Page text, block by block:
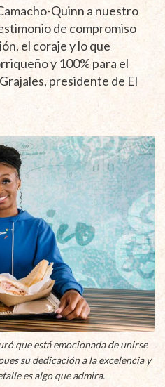
Quinn a nuestro
de compromiso
el coraje y lo que
y 100% para el
presidente de El
que está emocionada de unirse
su dedicación a la excelencia y
es algo que admira.